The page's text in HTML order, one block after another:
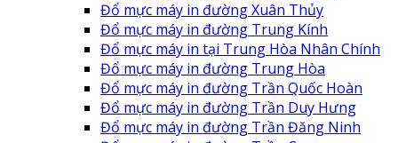
Đổ mực máy in đường Xuân Thủy
Đổ mực máy in đường Trung Kính
Đổ mực máy in tại Trung Hòa Nhân Chính
Đổ mực máy in đường Trung Hòa
Đổ mực máy in đường Trần Quốc Hoàn
Đổ mực máy in đường Trần Duy Hưng
Đổ mực máy in đường Trần Đăng Ninh